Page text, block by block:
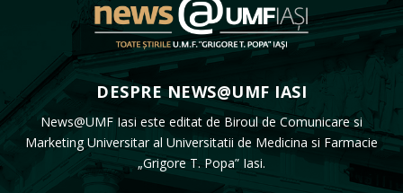
DESPRE NEWS@UMF IASI
News@UMF Iasi este editat de Biroul de Comunicare si
Marketing Universitar al Universitatii de Medicina si Farmacie
„Grigore T. Popa” Iasi.